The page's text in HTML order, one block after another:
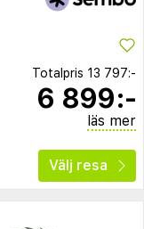
Totalpris 13 797:-
6 899:-
läs mer
Välj resa